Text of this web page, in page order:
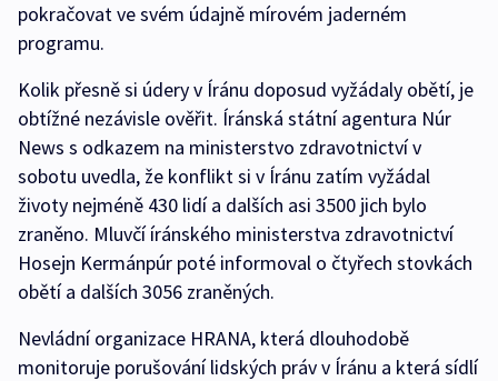
pokračovat ve svém údajně mírovém jaderném
programu.
Kolik přesně si údery v Íránu doposud vyžádaly obětí, je
obtížné nezávisle ověřit. Íránská státní agentura Núr
News s odkazem na ministerstvo zdravotnictví v
sobotu uvedla, že konflikt si v Íránu zatím vyžádal
životy nejméně 430 lidí a dalších asi 3500 jich bylo
zraněno. Mluvčí íránského ministerstva zdravotnictví
Hosejn Kermánpúr poté informoval o čtyřech stovkách
obětí a dalších 3056 zraněných.
Nevládní organizace HRANA, která dlouhodobě
monitoruje porušování lidských práv v Íránu a která sídlí